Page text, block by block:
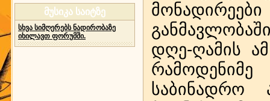
მუსიკა საიტზე
სხვა სიმღერებს ნადირობაზე
იხილავთ ფორუმში.
დღე-ღამის
საბინადრო